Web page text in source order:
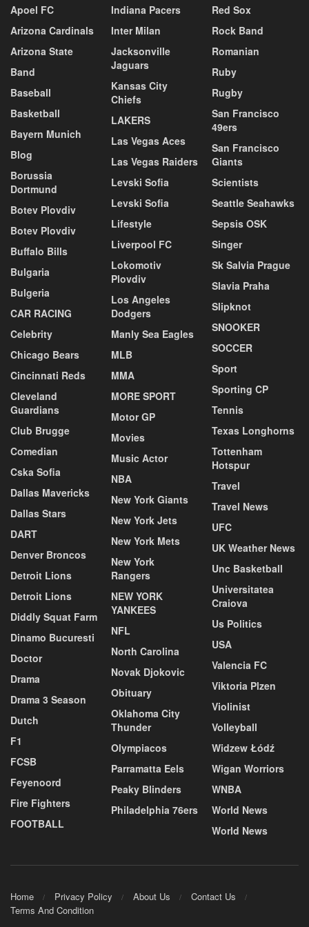
Apoel FC
Arizona Cardinals
Arizona State
Band
Baseball
Basketball
Bayern Munich
Blog
Borussia
Dortmund
Botev Plovdiv
Botev Plovdiv
Buffalo Bills
Bulgaria
Bulgeria
CAR RACING
Celebrity
Chicago Bears
Cincinnati Reds
Cleveland
Guardians
Club Brugge
Comedian
Cska Sofia
Dallas Mavericks
Dallas Stars
DART
Denver Broncos
Detroit Lions
Detroit Lions
Diddly Squat Farm
Dinamo Bucuresti
Doctor
Drama
Drama 3 Season
Dutch
F1
FCSB
Feyenoord
Fire Fighters
FOOTBALL
Indiana Pacers
Inter Milan
Jacksonville
Jaguars
Kansas City
Chiefs
LAKERS
Las Vegas Aces
Las Vegas Raiders
Levski Sofia
Levski Sofia
Lifestyle
Liverpool FC
Lokomotiv
Plovdiv
Los Angeles
Dodgers
Manly Sea Eagles
MLB
MMA
MORE SPORT
Motor GP
Movies
Music Actor
NBA
New York Giants
New York Jets
New York Mets
New York
Rangers
NEW YORK
YANKEES
NFL
North Carolina
Novak Djokovic
Obituary
Oklahoma City
Thunder
Olympiacos
Parramatta Eels
Peaky Blinders
Philadelphia 76ers
Red Sox
Rock Band
Romanian
Ruby
Rugby
San Francisco
49ers
San Francisco
Giants
Scientists
Seattle Seahawks
Sepsis OSK
Singer
Sk Salvia Prague
Slavia Praha
Slipknot
SNOOKER
SOCCER
Sport
Sporting CP
Tennis
Texas Longhorns
Tottenham
Hotspur
Travel
Travel News
UFC
UK Weather News
Unc Basketball
Universitatea
Craiova
Us Politics
USA
Valencia FC
Viktoria Plzen
Violinist
Volleyball
Widzew Łódź
Wigan Worriors
WNBA
World News
World News
Home Privacy Policy About Us
Contact Us
Terms And Condition